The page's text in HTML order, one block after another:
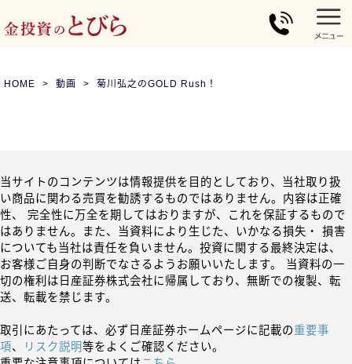
HOME 動画 菊川弘之のGOLD Rush！
当サイトのコンテンツは情報提供を目的としており、当社取り扱
い商品に関わる売買を勧誘するものではありません。内容は正確
性、 完全性に万全を期してはおりますが、これを保証するもので
はありません。また、当資料により生じた、いかなる損失・ 損害
についても当社は責任を負いません。投資に関する最終決定は、
お客様ご自身の判断でなさるようお願いいたします。 当資料の一
切の権利は日産証券株式会社に帰属しており、無断での複製、転
送、転載を禁じます。
取引にあたっては、必ず日産証券ホームページに記載の重要事
項、 リスク説明等をよくご確認ください。